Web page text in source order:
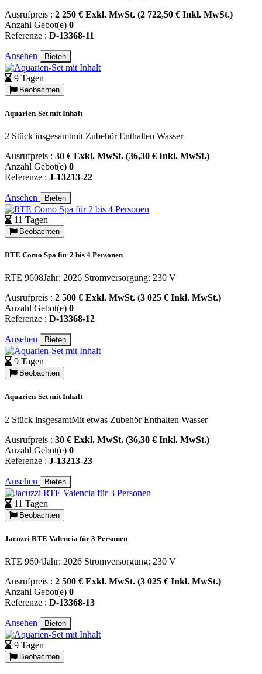
Ausrufpreis : 2 250 € Exkl. MwSt. (2 722,50 € Inkl. MwSt.)
Anzahl Gebot(e) 0
Referenze : D-13368-11
Ansehen Bieten
9 Tagen
Beobachten
Aquarien-Set mit Inhalt
2 Stück insgesamtmit Zubehör Enthalten Wasser
Ausrufpreis : 30 € Exkl. MwSt. (36,30 € Inkl. MwSt.)
Anzahl Gebot(e) 0
Referenze : J-13213-22
Ansehen Bieten
11 Tagen
Beobachten
RTE Como Spa für 2 bis 4 Personen
RTE 9608Jahr: 2026 Stromversorgung: 230 V
Ausrufpreis : 2 500 € Exkl. MwSt. (3 025 € Inkl. MwSt.)
Anzahl Gebot(e) 0
Referenze : D-13368-12
Ansehen Bieten
9 Tagen
Beobachten
Aquarien-Set mit Inhalt
2 Stück insgesamtMit etwas Zubehör Enthalten Wasser
Ausrufpreis : 30 € Exkl. MwSt. (36,30 € Inkl. MwSt.)
Anzahl Gebot(e) 0
Referenze : J-13213-23
Ansehen Bieten
11 Tagen
Beobachten
Jacuzzi RTE Valencia für 3 Personen
RTE 9604Jahr: 2026 Stromversorgung: 230 V
Ausrufpreis : 2 500 € Exkl. MwSt. (3 025 € Inkl. MwSt.)
Anzahl Gebot(e) 0
Referenze : D-13368-13
Ansehen Bieten
9 Tagen
Beobachten